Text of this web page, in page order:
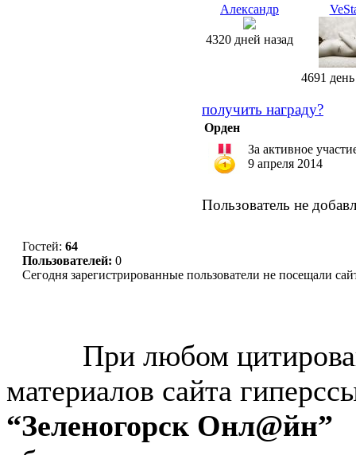
Александр
4320 дней назад
4691
получить награду?
Орден
За активное
9 апреля 2014
Пользователь не
Гостей: 64
Пользователей: 0
Сегодня зарегистрированные пользователи не посещали
При любом
материалов сайта
“Зеленогорск Онл@йн”